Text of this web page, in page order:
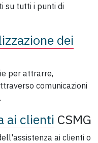
su tutti i punti di
dei
per attrarre,
comunicazioni
ai clienti CSMG
ai clienti o